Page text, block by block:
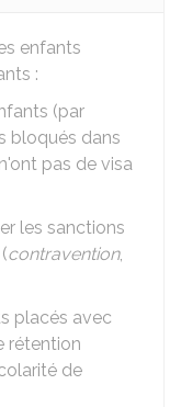
enfants
:
(par
bloqués dans
pas de visa
les sanctions
contravention,
placés avec
rétention
de